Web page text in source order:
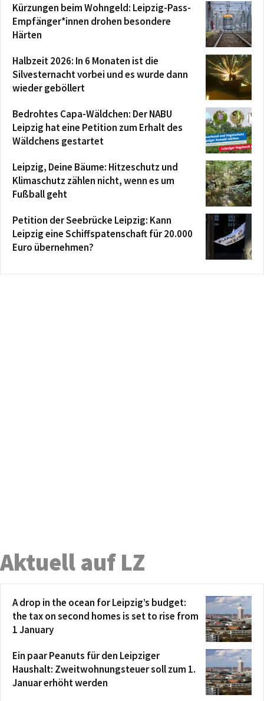
Kürzungen beim Wohngeld: Leipzig-Pass-
Empfänger*innen drohen besondere
Härten
Halbzeit 2026: In 6 Monaten ist die
Silvesternacht vorbei und es wurde dann
wieder geböllert
Bedrohtes Capa-Wäldchen: Der NABU
Leipzig hat eine Petition zum Erhalt des
Wäldchens gestartet
Leipzig, Deine Bäume: Hitzeschutz und
Klimaschutz zählen nicht, wenn es um
Fußball geht
Petition der Seebrücke Leipzig: Kann
Leipzig eine Schiffspatenschaft für 20.000
Euro übernehmen?
Aktuell auf LZ
A drop in the ocean for Leipzig’s budget:
the tax on second homes is set to rise from
1 January
Ein paar Peanuts für den Leipziger
Haushalt: Zweitwohnungsteuer soll zum 1.
Januar erhöht werden